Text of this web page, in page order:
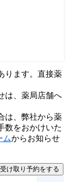
ります。直接薬
は、薬局店舗へ
は、弊社から薬
数をおかけいた
ムからお知らせ
け取り予約をする